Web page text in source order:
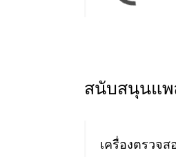
สนับสนุนแ
เครื่องตรวจ